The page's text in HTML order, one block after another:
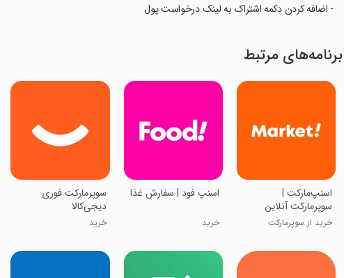
- اضافه کردن دکمه اشتراک به لینک درخواست پول
برنامه‌های مرتبط
‏‏‏اسنپ‌مارکت |
سوپرمارکت آنلاین
خرید از سوپرمارکت
‏اسنپ فود | سفارش غذا
خرید
سوپرمارکت فوری
دیجی‌کالا
خرید